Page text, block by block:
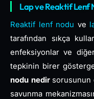
Lap ve Reaktif Lenf
Reaktif lenf nodu ve
tarafından sıkça
enfeksiyonlar ve diğer
tepkinin birer
nodu nedirsorusunun
savunma